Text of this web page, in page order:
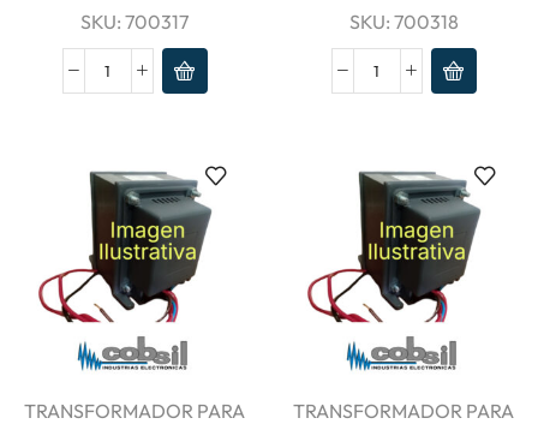
SKU: 700317 SKU: 700318
TRANSFORMADOR PARA
TRANSFORMADOR PARA